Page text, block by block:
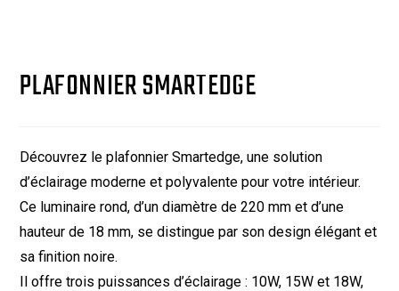
PLAFONNIER SMARTEDGE
Découvrez le plafonnier Smartedge, une solution
d’éclairage moderne et polyvalente pour votre intérieur.
Ce luminaire rond, d’un diamètre de 220 mm et d’une
hauteur de 18 mm, se distingue par son design élégant et
sa finition noire.
Il offre trois puissances d’éclairage : 10W, 15W et 18W,